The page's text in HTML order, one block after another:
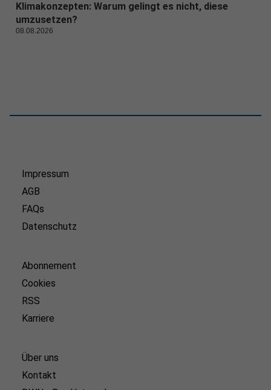
Klimakonzepten: Warum gelingt es nicht, diese
umzusetzen?
08.08.2026
Impressum
AGB
FAQs
Datenschutz
Abonnement
Cookies
RSS
Karriere
Über uns
Kontakt